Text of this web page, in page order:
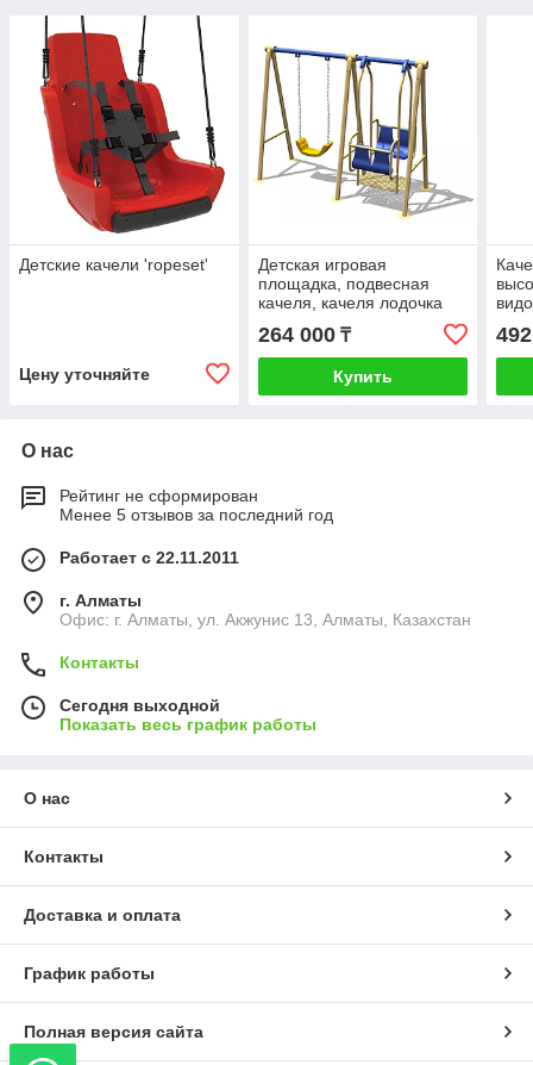
Детские качели 'ropeset'
Цену уточняйте
Детская игровая
площадка, подвесная
качеля, качеля лодочка
264 000₸
Купить
О нас
Рейтинг не сформирован
Менее 5 отзывов за последний год
Работает с 22.11.2011
г. Алматы
Офис: г. Алматы, ул. Акжунис 13, Алматы, Казахстан
Контакты
Сегодня выходной
Показать весь график работы
О нас
Контакты
Доставка и оплата
График работы
Полная версия сайта